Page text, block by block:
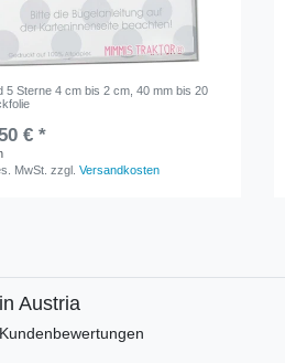
5 Sterne 4 cm bis 2 cm, 40 mm bis 20
€ *
MwSt. zzgl.Versandkosten
Austria